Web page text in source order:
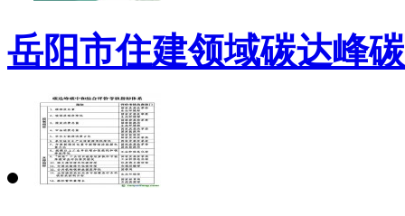
岳阳市住建领域碳达峰